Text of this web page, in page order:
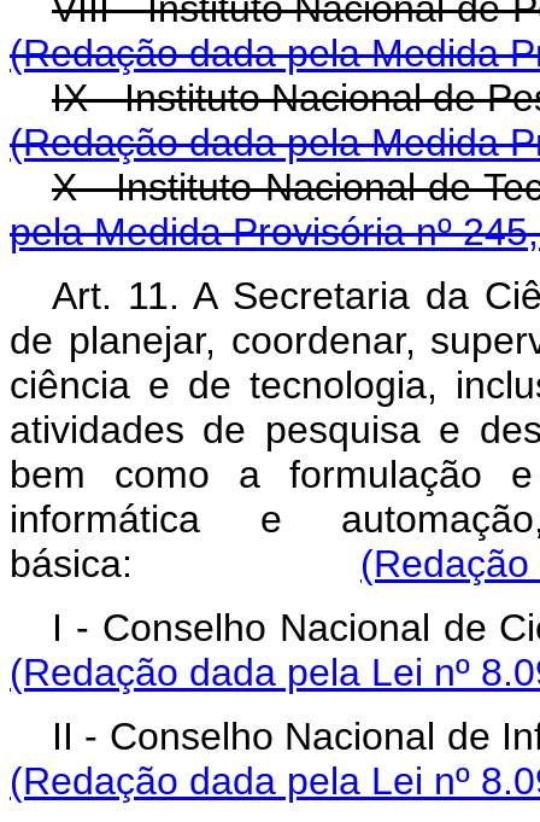
(Redação dada pela Medida
IX - Instituto
(Redação dada pela Medida
X - Instituto
pela Medida Provisória nº
Art. 11. A Secretaria da
de planejar, coordenar,
ciência e de tecnologia,
atividades de pesquisa e
bem como a formulação
informática e
básica:
I - Conselho
(Redação dada pela Lei nº
II - Conselho
(Redação dada pela Lei nº